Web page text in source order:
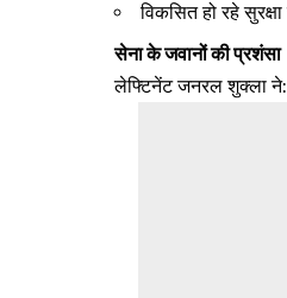
विकसित हो रहे
सेना के जवानों की प्रशंसा
लेफ्टिनेंट जनरल शुक्ला ने: